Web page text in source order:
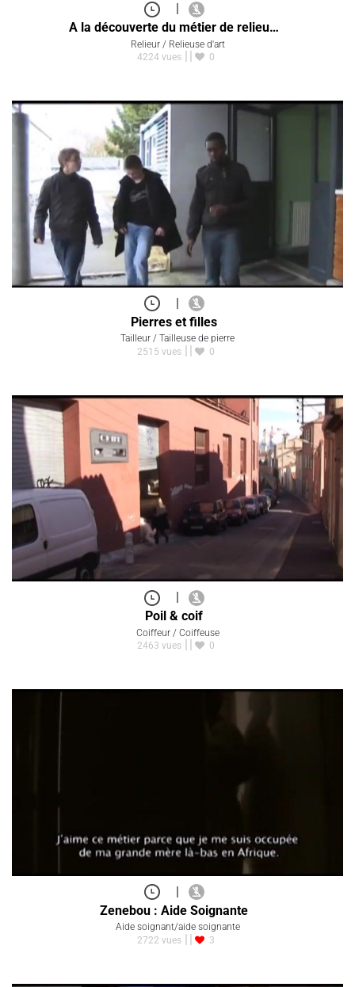
|
A la découverte du métier de relieu…
Relieur / Relieuse d'art
4224 vues
0
|
Pierres et filles
Tailleur / Tailleuse de pierre
2515 vues
0
|
Poil & coif
Coiffeur / Coiffeuse
2463 vues
0
|
Zenebou : Aide Soignante
Aide soignant/aide soignante
2722 vues
3